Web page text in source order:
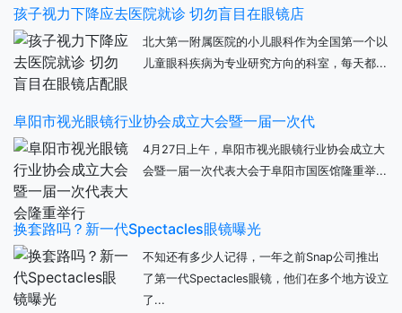
孩子视力下降应去医院就诊 切勿盲目在眼镜店
北大第一附属医院的小儿眼科作为全国第一个以
儿童眼科疾病为专业研究方向的科室，每天都...
阜阳市视光眼镜行业协会成立大会暨一届一次代
4月27日上午，阜阳市视光眼镜行业协会成立大
会暨一届一次代表大会于阜阳市国医馆隆重举...
换套路吗？新一代Spectacles眼镜曝光
不知还有多少人记得，一年之前Snap公司推出
了第一代Spectacles眼镜，他们在多个地方设立
了...